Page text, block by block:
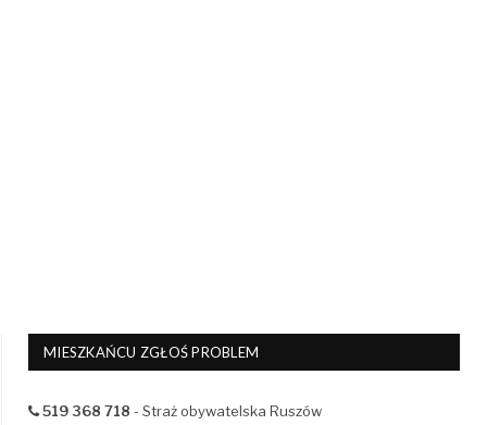
MIESZKAŃCU ZGŁOŚ PROBLEM
519 368 718 - Straż obywatelska Ruszów